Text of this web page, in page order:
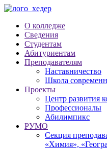
О колледже
Сведения
Студентам
Абитуриентам
Преподавателям
Наставничество
Школа
Проекты
Центр развития
Профессионалы
Абилимпикс
РУМО
Секция
«Химия»,